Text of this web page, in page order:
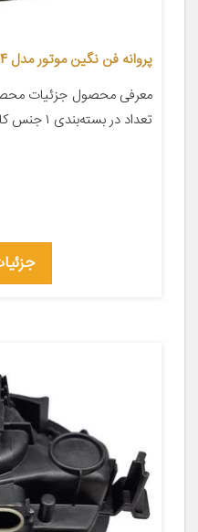
پروانه فن نگین موتور مدل 250204 مناسب برای پژو 206
تعداد در بسته‌بندی ۱ جنس کالا پلاستیک